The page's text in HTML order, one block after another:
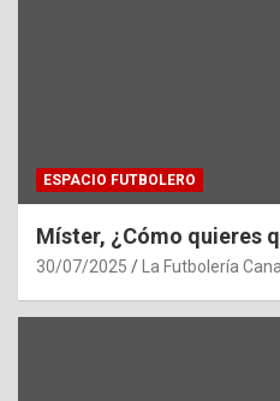
ESPACIO FUTBOLERO
Míster, ¿Cómo quieres
30/07/2025 La Futbolería